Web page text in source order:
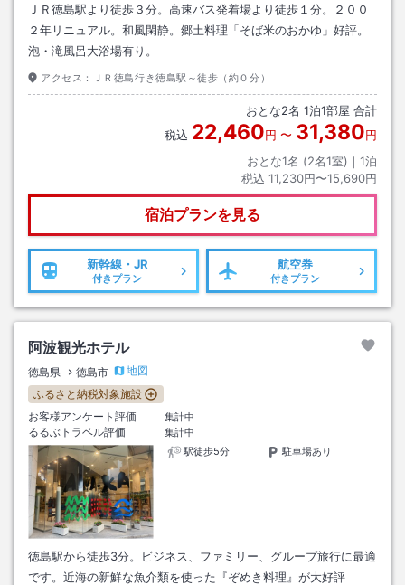
ＪＲ徳島駅より徒歩３分。高速バス発着場より徒歩１分。２００
２年リニュアル。和風閑静。郷土料理「そば米のおかゆ」好評。
泡・滝風呂大浴場有り。
アクセス： ＪＲ徳島行き徳島駅～徒歩（約０分）
おとな2名 1泊1部屋 合計
税込 22,460円 〜 31,380円
おとな1名 (2名1室)｜ 1泊
税込 11,230円〜15,690円
宿泊プランを見る
新幹線・JR
付きプラン
航空券
付きプラン
阿波観光ホテル
徳島県 徳島市
地図
ふるさと納税対象施設
お客様アンケート評価
集計中
るるぶトラベル評価
集計中
駅徒歩5分
駐車場あり
徳島駅から徒歩3分。ビジネス、ファミリー、グループ旅行に最適
です。近海の新鮮な魚介類を使った『ぞめき料理』が大好評